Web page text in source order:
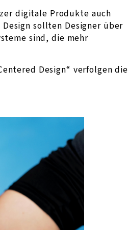
digitale Produkte auch
sollten Designer über
sind, die mehr
Design“ verfolgen die